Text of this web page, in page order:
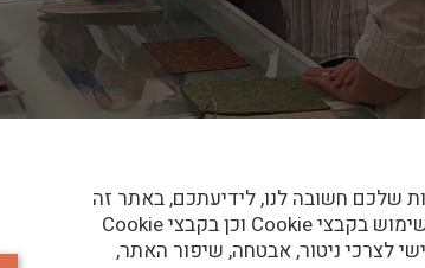
שלכם חשובה לנו, לידיעתכם, באתר זה
נעשה שימוש בקבצי Cookie וכן בקבצי Cookie
לצרכי ניטור, אבטחה, שיפור האתר,